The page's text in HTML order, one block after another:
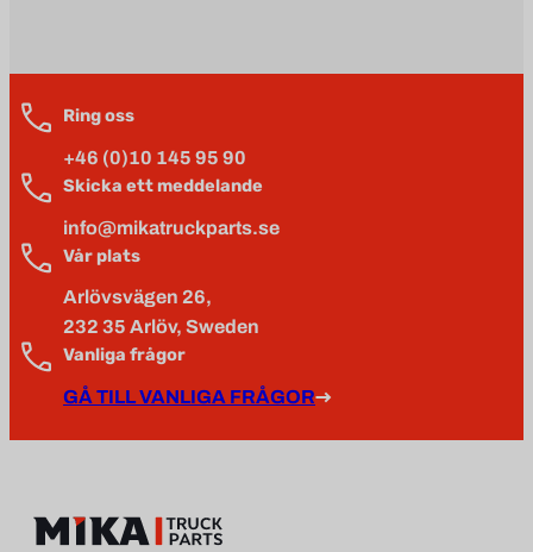
Ring oss
+46 (0)10 145 95 90
Skicka ett meddelande
info@mikatruckparts.se
Vår plats
Arlövsvägen 26,
232 35 Arlöv, Sweden
Vanliga frågor
GÅ TILL VANLIGA FRÅGOR